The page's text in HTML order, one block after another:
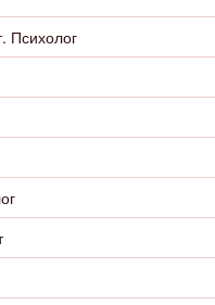
Психолог